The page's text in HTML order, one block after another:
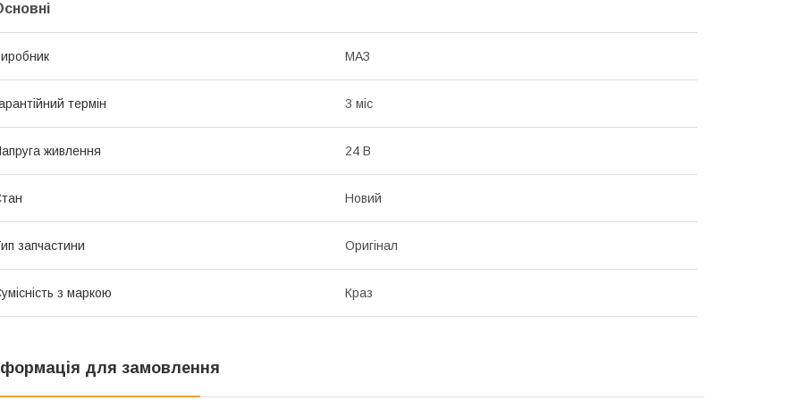
МАЗ
термін 3 міс
живлення 24 В
Новий
запчастини Оригінал
з маркою Краз
для замовлення